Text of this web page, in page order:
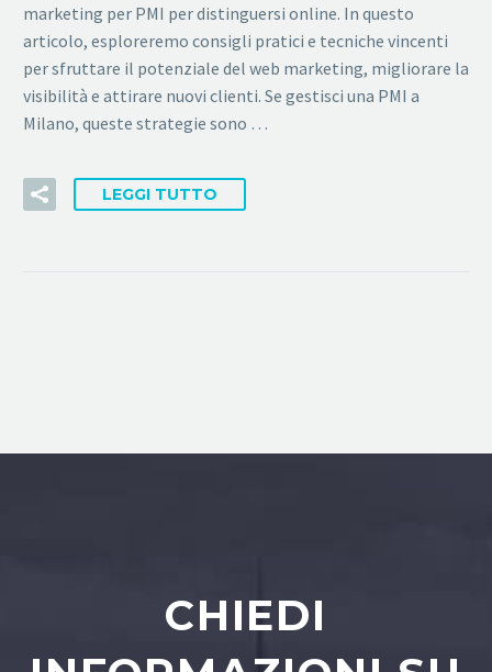
marketing per PMI per distinguersi online. In questo
articolo, esploreremo consigli pratici e tecniche vincenti
per sfruttare il potenziale del web marketing, migliorare la
visibilità e attirare nuovi clienti. Se gestisci una PMI a
Milano, queste strategie sono …
LEGGI TUTTO
CHIEDI